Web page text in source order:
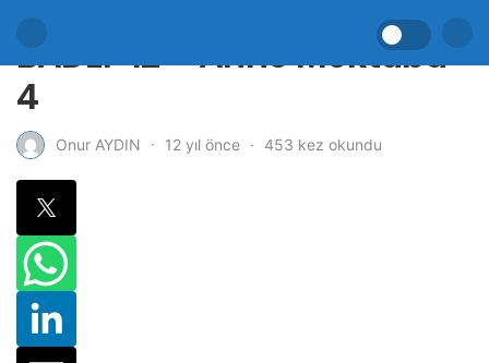
BADEP 12 – Anne Mektubu
4
Onur AYDIN 12 yıl önce 453 kez okundu